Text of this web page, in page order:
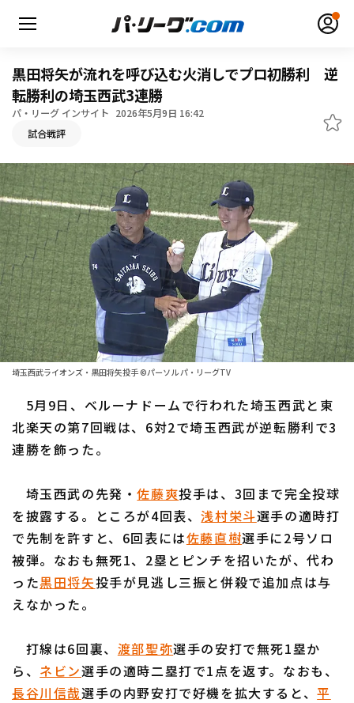
HOME
動画
日程・結果
順位表･成績
1軍公式戦
ファーム東地区
ファーム西地区
交流戦
選手名鑑
選手名鑑トップ
北海道日本ハムファイターズ
東北楽天ゴールデンイーグルス
千葉ロッテマリーンズ
オリックス・バファローズ
福岡ソフトバンクホークス
ニュース
設定
黒田将矢が流れを呼び込む火消しでプロ初勝利 逆
転勝利の埼玉西武3連勝
パ・リーグ インサイト 2026年5月9日 16:42
試合戦評
埼玉西武ライオンズ・黒田将矢投手 ©パーソル パ・リーグTV
5月9日、ベルーナドームで行われた埼玉西武と東
北楽天の第7回戦は、6対2で埼玉西武が逆転勝利で3
連勝を飾った。
埼玉西武の先発・佐藤爽投手は、3回まで完全投球
を披露する。ところが4回表、浅村栄斗選手の適時打
で先制を許すと、6回表には佐藤直樹選手に2号ソロ
被弾。なおも無死1、2塁とピンチを招いたが、代わ
った黒田将矢投手が見逃し三振と併殺で追加点は与
えなかった。
打線は6回裏、 渡部聖弥選手の安打で無死1塁か
ら、 ネビン選手の適時二塁打で1点を返す。なおも、
長谷川信哉選手の内野安打で好機を拡大すると、平